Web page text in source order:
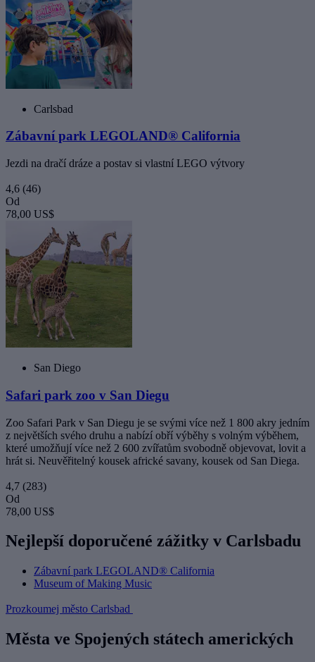
Carlsbad
Zábavní park LEGOLAND® California
Jezdi na dračí dráze a postav si vlastní LEGO výtvory
4,6 (46)
Od
78,00 US$
San Diego
Safari park zoo v San Diegu
Zoo Safari Park v San Diegu je se svými více než 1 800 akry jedním
z největších svého druhu a nabízí obří výběhy s volným výběhem,
které umožňují více než 2 600 zvířatům svobodně objevovat, lovit a
hrát si. Neuvěřitelný kousek africké savany, kousek od San Diega.
4,7 (283)
Od
78,00 US$
Nejlepší doporučené zážitky v Carlsbadu
Zábavní park LEGOLAND® California
Museum of Making Music
Prozkoumej město Carlsbad
Města ve Spojených státech amerických